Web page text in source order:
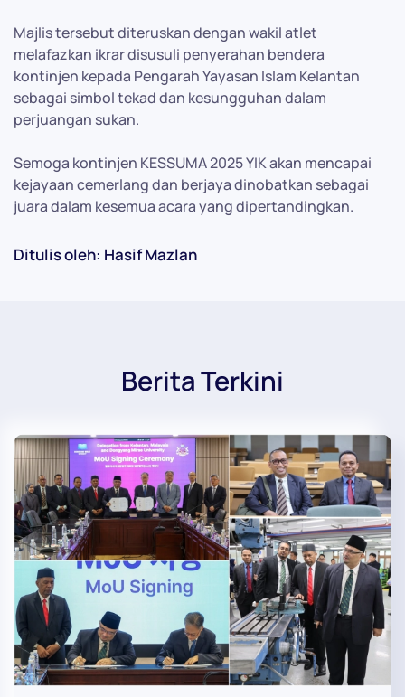
Majlis tersebut diteruskan dengan wakil atlet
melafazkan ikrar disusuli penyerahan bendera
kontinjen kepada Pengarah Yayasan Islam Kelantan
sebagai simbol tekad dan kesungguhan dalam
perjuangan sukan.
Semoga kontinjen KESSUMA 2025 YIK akan mencapai
kejayaan cemerlang dan berjaya dinobatkan sebagai
juara dalam kesemua acara yang dipertandingkan.
Ditulis oleh: Hasif Mazlan
Berita Terkini